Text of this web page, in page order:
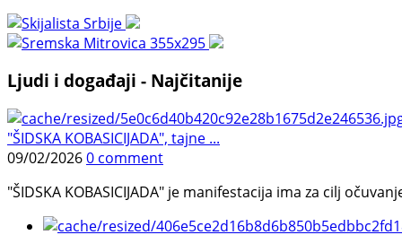
Ljudi i događaji - Najčitanije
"ŠIDSKA KOBASICIJADA", tajne ...
09/02/20260 comment
"ŠIDSKA KOBASICIJADA" je manifestacija ima za cilj